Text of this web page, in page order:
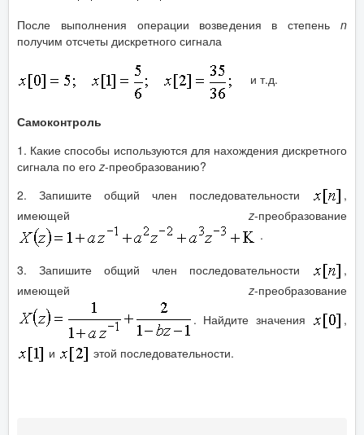
После выполнения операции возведения в степень n
получим отсчеты дискретного сигнала
и т.д.
Самоконтроль
1. Какие способы используются для нахождения дискретного
сигнала по егоz-преобразованию?
2. Запишите общий член последовательности
,
имеющейz-преобразование
.
3. Запишите общий член последовательности
,
имеющейz-преобразование
. Найдите значения
,
и этой последовательности.